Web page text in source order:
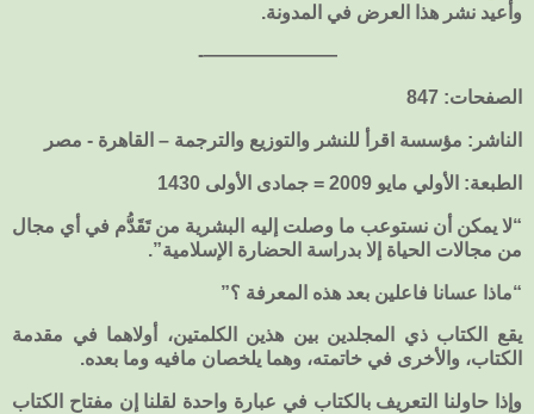
وأعيد نشر هذا العرض في المدونة.
———————-
الصفحات: 847
الناشر: مؤسسة اقرأ للنشر والتوزيع والترجمة – القاهرة - مصر
الطبعة: الأولي مايو 2009 = جمادى الأولى 1430
“لا يمكن أن نستوعب ما وصلت إليه البشرية من تَقَدُّم في أي مجال
من مجالات الحياة إلا بدراسة الحضارة الإسلامية”.
“ماذا عسانا فاعلين بعد هذه المعرفة ؟”
يقع الكتاب ذي المجلدين بين هذين الكلمتين، أولاهما في مقدمة
الكتاب، والأخرى في خاتمته، وهما يلخصان مافيه وما بعده.
وإذا حاولنا التعريف بالكتاب في عبارة واحدة لقلنا إن مفتاح الكتاب